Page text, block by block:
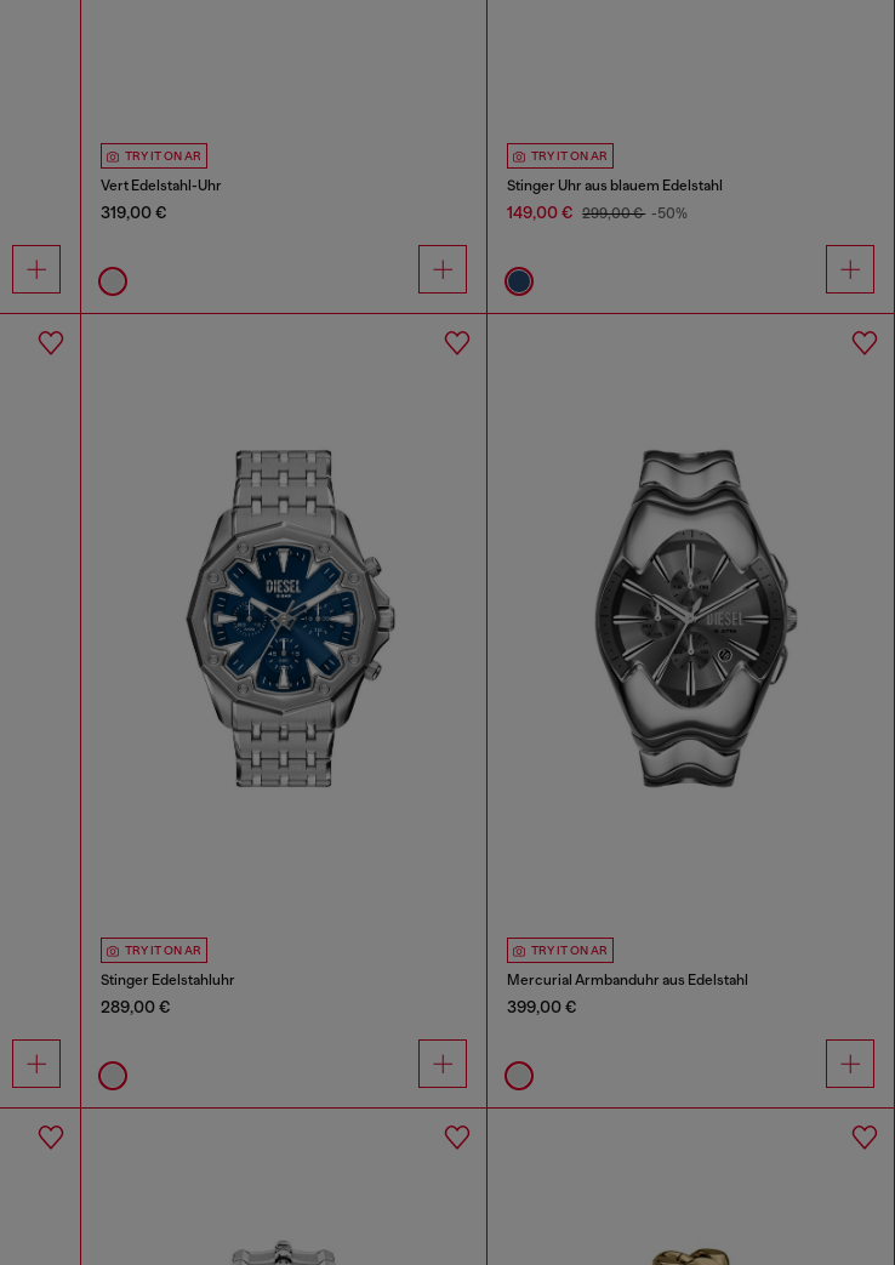
TRY IT ON AR
Vert Edelstahl-Uhr
319,00 €
TRY IT ON AR
Stinger Uhr aus blauem Edelstahl
149,00 € 299,00 € -50%
TRY IT ON AR
Stinger Edelstahluhr
289,00 €
TRY IT ON AR
Mercurial Armbanduhr aus Edelstahl
399,00 €